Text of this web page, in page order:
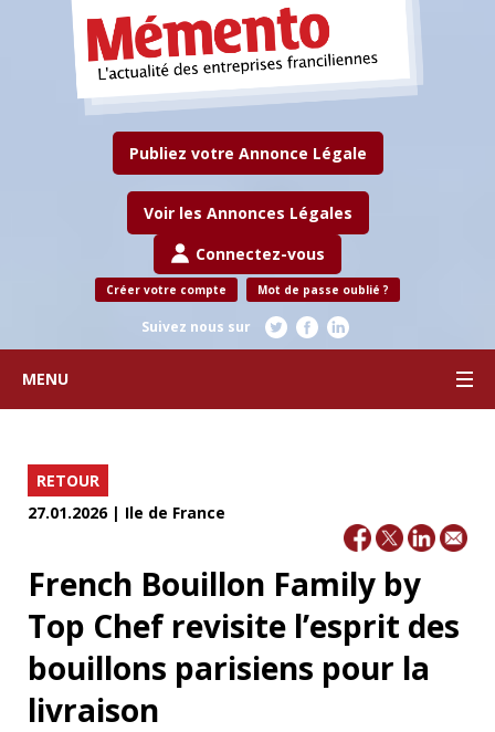
Publiez votre Annonce Légale
Voir les Annonces Légales
Connectez-vous
Créer votre compte Mot de passe oublié ?
Suivez nous sur
MENU
RETOUR
27.01.2026 | Ile de France
French Bouillon Family by
Top Chef revisite l’esprit des
bouillons parisiens pour la
livraison